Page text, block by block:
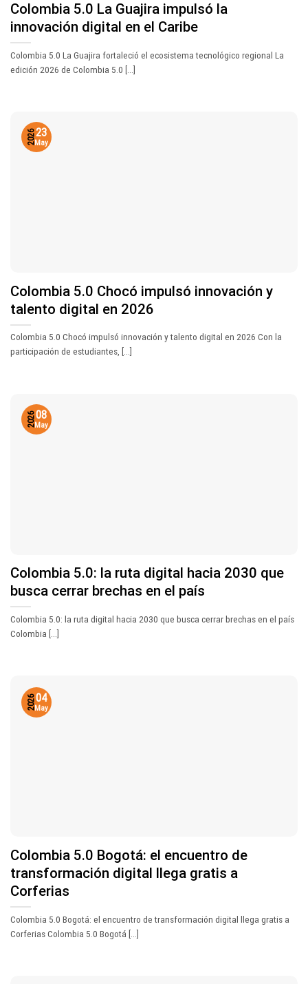
Colombia 5.0 La Guajira impulsó la
innovación digital en el Caribe
Colombia 5.0 La Guajira fortaleció el ecosistema tecnológico regional La
edición 2026 de Colombia 5.0 [...]
Colombia 5.0 Chocó impulsó innovación y
talento digital en 2026
Colombia 5.0 Chocó impulsó innovación y talento digital en 2026 Con la
participación de estudiantes, [...]
23
May
2026
Colombia 5.0: la ruta digital hacia 2030 que
busca cerrar brechas en el país
Colombia 5.0: la ruta digital hacia 2030 que busca cerrar brechas en el país
Colombia [...]
08
May
2026
Colombia 5.0 Bogotá: el encuentro de
transformación digital llega gratis a
Corferias
Colombia 5.0 Bogotá: el encuentro de transformación digital llega gratis a
Corferias Colombia 5.0 Bogotá [...]
04
May
2026